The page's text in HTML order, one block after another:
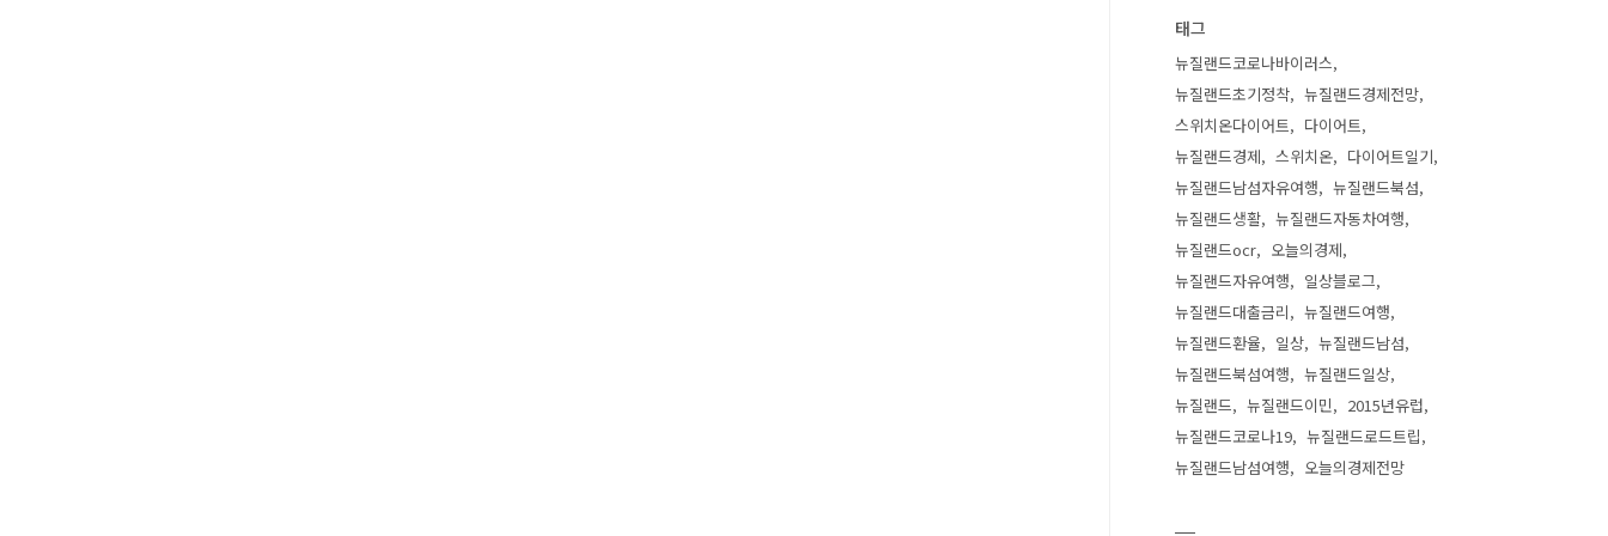
태그
뉴질랜드코로나바이러스
뉴질랜드초기정착
뉴질랜드경제전망
스위치온다이어트
다이어트
뉴질랜드경제
스위치온
다이어트일기
뉴질랜드남섬자유여행
뉴질랜드북섬
뉴질랜드생활
뉴질랜드자동차여행
뉴질랜드ocr
오늘의경제
뉴질랜드자유여행
일상블로그
뉴질랜드대출금리
뉴질랜드여행
뉴질랜드환율
일상
뉴질랜드남섬
뉴질랜드북섬여행
뉴질랜드일상
뉴질랜드
뉴질랜드이민
2015년유럽
뉴질랜드코로나19
뉴질랜드로드트립
뉴질랜드남섬여행
오늘의경제전망